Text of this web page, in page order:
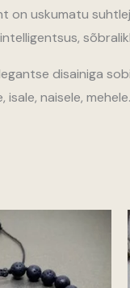
on uskumatu
disainiga
naisele,